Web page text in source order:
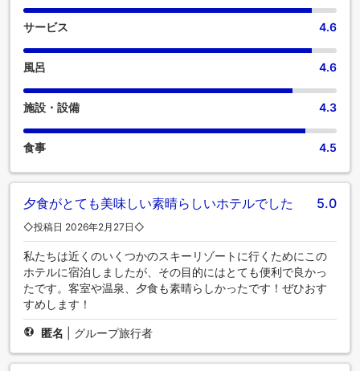
サービス 4.6
風呂 4.6
施設・設備 4.3
食事 4.5
夕食がとても美味しい素晴らしいホテルでした 5.0
◇投稿日 2026年2月27日◇
私たちは近くのいくつかのスキーリゾートに行くためにこの
ホテルに宿泊しましたが、その目的にはとても便利で良かっ
たです。客室や温泉、夕食も素晴らしかったです！ぜひおす
すめします！
匿名 グループ旅行者